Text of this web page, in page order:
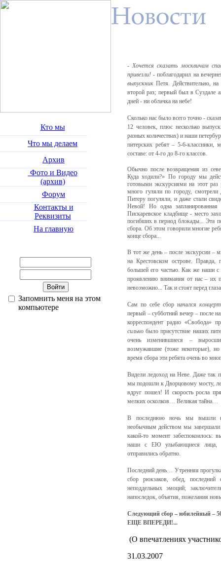
Кто мы
Что мы делаем
Архив
Фото и Видео
(архив)
Форум
Контакты и
Реквизиты
На главную
Запомнить меня на этом
компьютере
-Хочется сказать москвичам
привезли! -поблагодарил на
выпускник Петя. Действительно,
второй раз; первый был в Суздале
дней - ни облачка на небе!
Сколько нас было всего точно -
12 человек, плюс несколько
разных количествах) и наши
питерских ребят – 5-6-классники,
составе: от 4-го до 8-го классов.
Обычно после возвращения из
Куда ходили?» По городу мы
готовыми экскурсиями на этот
много гуляли по городу, смотрели
Питеру погуляли, и даже стали
Невой! Но одна запланированная
Пискаревское кладбище - место
погибших в период блокады... Эта
сбора. Об этом говорили многие
конце сбора...
В тот же день – после экскурсии –
на Крестовском острове.
большей его частью. Как же наши
проявлению внимания от нас – их
невозможно... Так и стоят перед
Сам по себе сбор начался
первый – субботний вечер – после
корреспондент радио «Свобода»
сильно было присутствие наших
очень изменившиеся –
возмужавшие (тоже некоторые),
время сбора эти ребята очень во
Видели ледоход на Неве. Даже так
мы подошли к Дворцовому мосту,
вдруг пошел! И скорость росла
мелких осколков… Великая тайна…
В последнюю ночь мы вышли в
необычным действом мы
какой-то момент
наши с ЕЮ улыбающиеся лица,
отправились обратно.
Последний день… Утренняя
сбор рюкзаков, обед, последний
неподдельных эмоций;
напоследок, объятия, пожелания
Следующий сбор – юбилейный –
ЕЩЕ ВПЕРЕДИ!...
(О впечатлениях
31.03.2007